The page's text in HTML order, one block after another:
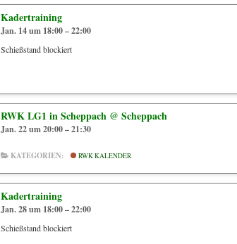
Kadertraining
Jan. 14 um 18:00 – 22:00
Schießstand blockiert
RWK LG1 in Scheppach @ Scheppach
Jan. 22 um 20:00 – 21:30
KATEGORIEN: RWK KALENDER
Kadertraining
Jan. 28 um 18:00 – 22:00
Schießstand blockiert